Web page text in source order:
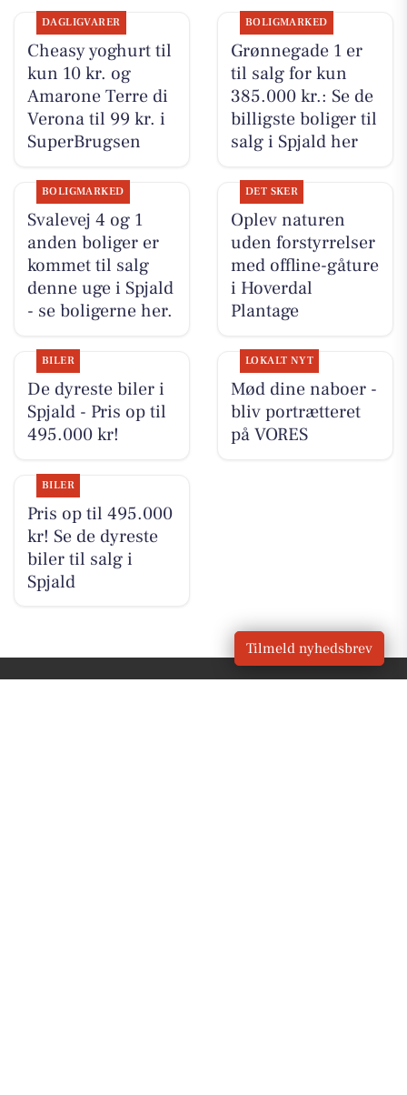
DAGLIGVARER
Cheasy yoghurt til
kun 10 kr. og
Amarone Terre di
Verona til 99 kr. i
SuperBrugsen
BOLIGMARKED
Grønnegade 1 er
til salg for kun
385.000 kr.: Se de
billigste boliger til
salg i Spjald her
BOLIGMARKED
Svalevej 4 og 1
anden boliger er
kommet til salg
denne uge i Spjald
- se boligerne her.
DET SKER
Oplev naturen
uden forstyrrelser
med offline-gåture
i Hoverdal
Plantage
BILER
De dyreste biler i
Spjald - Pris op til
495.000 kr!
LOKALT NYT
Mød dine naboer -
bliv portrætteret
på VORES
BILER
Pris op til 495.000
kr! Se de dyreste
biler til salg i
Spjald
Tilmeld nyhedsbrev